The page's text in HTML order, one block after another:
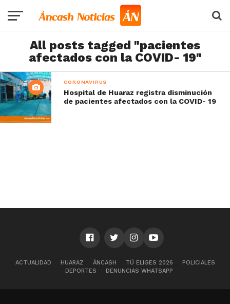
All posts tagged "pacientes
afectados con la COVID- 19"
CORONAVIRUS
Hospital de Huaraz registra disminución
de pacientes afectados con la COVID- 19
ACTUALIDAD HUARAZ ÁNCASH TÚ ELIGES 2026
POLICIALES
DEPORTES
DENUNCIAS WHATSAPP